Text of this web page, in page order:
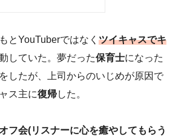
とYouTuberではなく ツイキャスでキ
していた。夢だった保育士になった
したが、上司からのいじめが原因で
ス主に復帰した。
オフ会(リスナーに心を癒やしてもらう